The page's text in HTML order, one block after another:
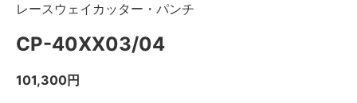
レースウェイカッター・パンチ
CP-40XX03/04
101,300円